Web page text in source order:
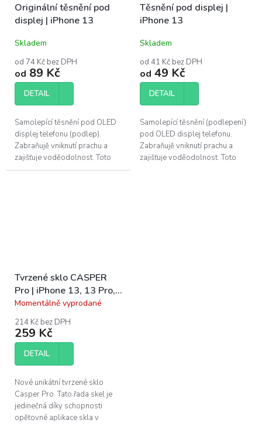
Originální těsnění pod
displej | iPhone 13
Skladem
od 74 Kč bez DPH
od 89 Kč
DETAIL
Samolepící těsnění pod OLED
displej telefonu (podlep).
Zabraňujě vniknutí prachu a
zajišťuje voděodolnost. Toto
adhesivum je vhodné vyměnit
Těsnění pod displej |
iPhone 13
Skladem
od 41 Kč bez DPH
od 49 Kč
DETAIL
Samolepící těsnění (podlepení)
pod OLED displej telefonu.
Zabraňujě vniknutí prachu a
zajišťuje voděodolnost. Toto
Tvrzené sklo CASPER
Pro | iPhone 13, 13 Pro,
14, 16e, 17e
Průměrné
produktu
je
5,0
hvězdiček.
Momentálně vyprodané
214 Kč bez DPH
259 Kč
DETAIL
Nové unikátní tvrzené sklo
Casper Pro. Tato řada skel je
jedinečná díky schopnosti
opětovné aplikace skla v